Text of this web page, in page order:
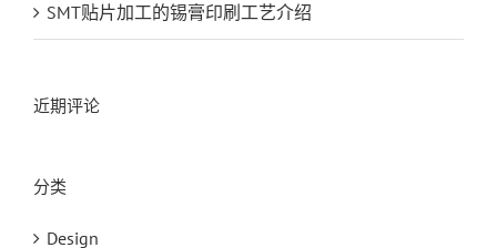
SMT贴片加工的锡膏印刷工艺介绍
近期评论
分类
Design